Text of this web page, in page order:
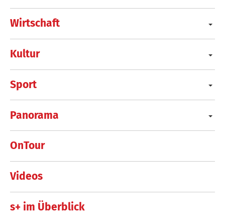
Wirtschaft
Kultur
Sport
Panorama
OnTour
Videos
s+ im Überblick